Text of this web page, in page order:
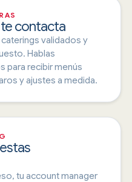
contacta
validados y
Hablas
para recibir menús
y ajustes a medida.
tu account manager